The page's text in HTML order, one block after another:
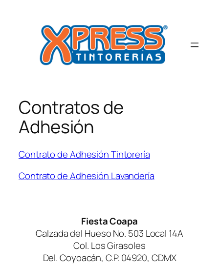
contenido
Contratos de
Adhesión
Contrato de Adhesión Tintorería
Contrato de Adhesión Lavandería
Fiesta Coapa
Calzada del Hueso No. 503 Local 14A
Col. Los Girasoles
Del. Coyoacán, C.P. 04920, CDMX